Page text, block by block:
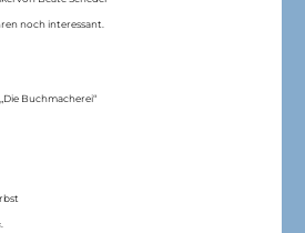
noch interessant.
Buchmacherei“